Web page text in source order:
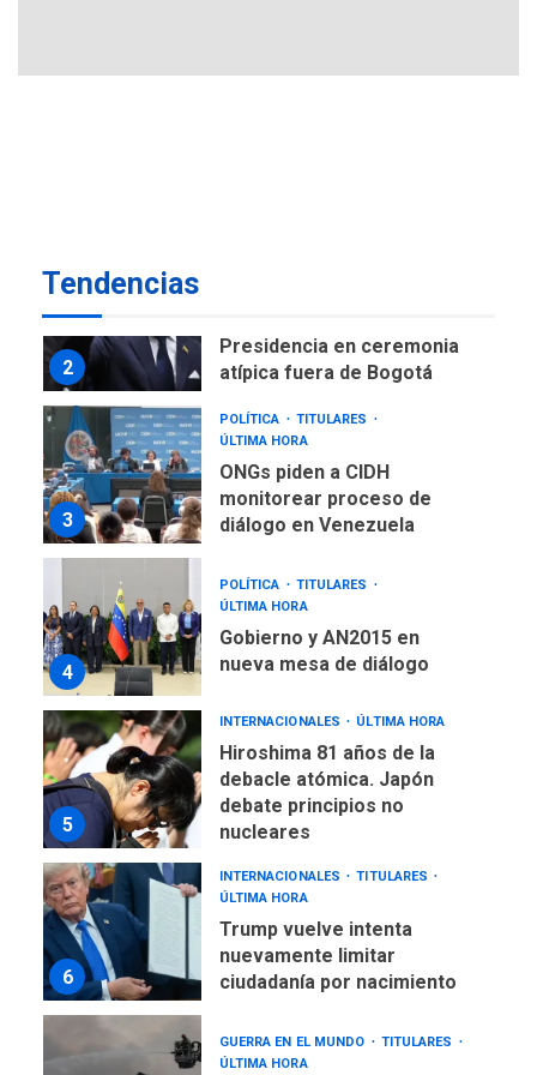
Tendencias
2
Presidencia en ceremonia
atípica fuera de Bogotá
3
POLÍTICA
TITULARES
ÚLTIMA HORA
ONGs piden a CIDH
monitorear proceso de
diálogo en Venezuela
4
POLÍTICA
TITULARES
ÚLTIMA HORA
Gobierno y AN2015 en
nueva mesa de diálogo
5
INTERNACIONALES ÚLTIMA HORA
Hiroshima 81 años de la
debacle atómica. Japón
debate principios no
nucleares
6
INTERNACIONALES
TITULARES
ÚLTIMA HORA
Trump vuelve intenta
nuevamente limitar
ciudadanía por nacimiento
GUERRA EN EL MUNDO
TITULARES
ÚLTIMA HORA